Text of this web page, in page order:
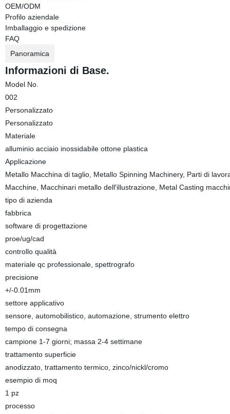
OEM/ODM
Profilo aziendale
Imballaggio e spedizione
FAQ
Panoramica
Informazioni di Base.
Model No.
002
Personalizzato
Personalizzato
Materiale
alluminio acciaio inossidabile ottone plastica
Applicazione
Metallo Macchina di taglio, Metallo Spinning Machinery, Parti di
Macchine, Macchinari metallo dell′illustrazione, Metal Casting
tipo di azienda
fabbrica
software di progettazione
proe/ug/cad
controllo qualità
materiale qc professionale, spettrografo
precisione
+/-0.01mm
settore applicativo
sensore, automobilistico, automazione, strumento elettro
tempo di consegna
campione 1-7 giorni; massa 2-4 settimane
trattamento superficie
anodizzato, trattamento termico, zinco/nickl/cromo
esempio di moq
1 pz
processo